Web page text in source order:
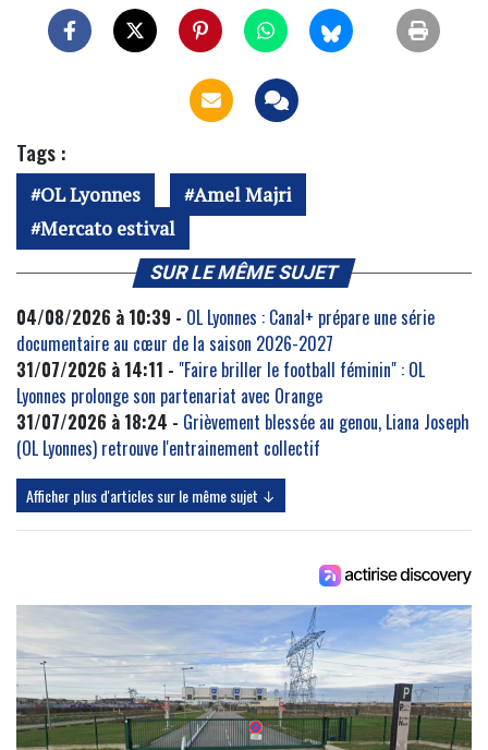
Tags :
OL Lyonnes
Amel Majri
Mercato estival
SUR LE MÊME SUJET
04/08/2026 à 10:39 - OL Lyonnes : Canal+ prépare une série
documentaire au cœur de la saison 2026-2027
31/07/2026 à 14:11 - "Faire briller le football féminin" : OL
Lyonnes prolonge son partenariat avec Orange
31/07/2026 à 18:24 - Grièvement blessée au genou, Liana Joseph
(OL Lyonnes) retrouve l'entrainement collectif
Afficher plus d'articles sur le même sujet ↓